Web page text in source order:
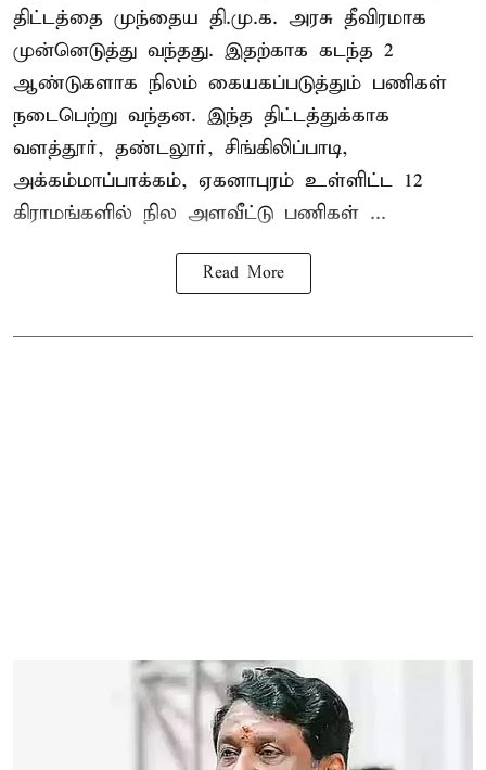
திட்டத்தை முந்தைய தி.மு.க. அரசு தீவிரமாக
முன்னெடுத்து வந்தது. இதற்காக கடந்த 2
ஆண்டுகளாக நிலம் கையகப்படுத்தும் பணிகள்
நடைபெற்று வந்தன. இந்த திட்டத்துக்காக
வளத்தூர், தண்டலூர், சிங்கிலிப்பாடி,
அக்கம்மாப்பாக்கம், ஏகனாபுரம் உள்ளிட்ட 12
கிராமங்களில் நில அளவீட்டு பணிகள் ...
Read More